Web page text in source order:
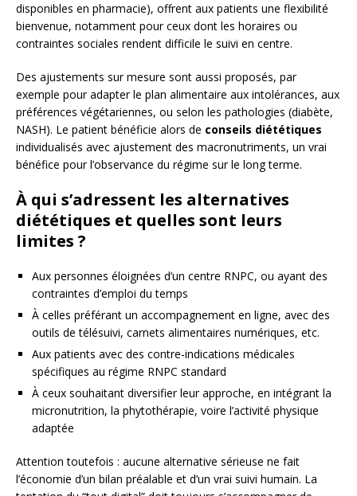
disponibles en pharmacie), offrent aux patients une flexibilité
bienvenue, notamment pour ceux dont les horaires ou
contraintes sociales rendent difficile le suivi en centre.
Des ajustements sur mesure sont aussi proposés, par
exemple pour adapter le plan alimentaire aux intolérances, aux
préférences végétariennes, ou selon les pathologies (diabète,
NASH). Le patient bénéficie alors de conseils diététiques
individualisés avec ajustement des macronutriments, un vrai
bénéfice pour l’observance du régime sur le long terme.
À qui s’adressent les alternatives
diététiques et quelles sont leurs
limites ?
Aux personnes éloignées d’un centre RNPC, ou ayant des
contraintes d’emploi du temps
À celles préférant un accompagnement en ligne, avec des
outils de télésuivi, carnets alimentaires numériques, etc.
Aux patients avec des contre-indications médicales
spécifiques au régime RNPC standard
À ceux souhaitant diversifier leur approche, en intégrant la
micronutrition, la phytothérapie, voire l’activité physique
adaptée
Attention toutefois : aucune alternative sérieuse ne fait
l’économie d’un bilan préalable et d’un vrai suivi humain. La